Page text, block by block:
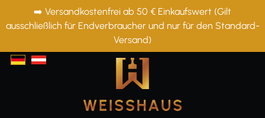
springen
➡️ Versandkostenfrei ab 50 € Einkaufswert (Gilt
ausschließlich für Endverbraucher und nur für den Standard-
Versand)